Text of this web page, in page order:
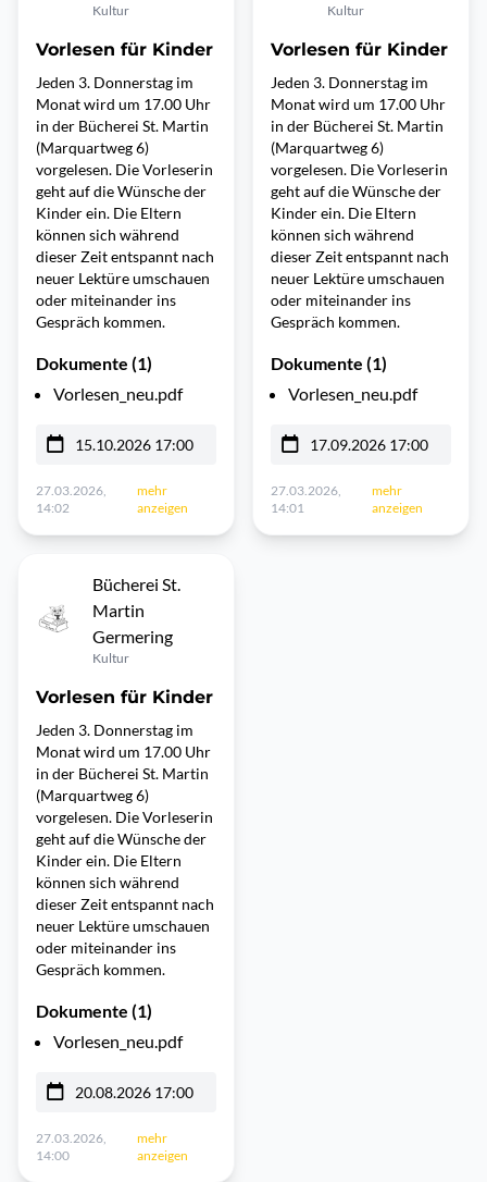
Kultur
Vorlesen für Kinder
Jeden 3. Donnerstag im
Monat wird um 17.00 Uhr
in der Bücherei St. Martin
(Marquartweg 6)
vorgelesen. Die Vorleserin
geht auf die Wünsche der
Kinder ein. Die Eltern
können sich während
dieser Zeit entspannt nach
neuer Lektüre umschauen
oder miteinander ins
Gespräch kommen.
Dokumente (1)
Vorlesen_neu.pdf
15.10.2026 17:00
27.03.2026,
14:02
mehr
anzeigen
Bücherei St.
Martin
Germering
Kultur
Vorlesen für Kinder
Jeden 3. Donnerstag im
Monat wird um 17.00 Uhr
in der Bücherei St. Martin
(Marquartweg 6)
vorgelesen. Die Vorleserin
geht auf die Wünsche der
Kinder ein. Die Eltern
können sich während
dieser Zeit entspannt nach
neuer Lektüre umschauen
oder miteinander ins
Gespräch kommen.
Dokumente (1)
Vorlesen_neu.pdf
20.08.2026 17:00
27.03.2026,
14:00
mehr
anzeigen
Kultur
Vorlesen für Kinder
Jeden 3. Donnerstag im
Monat wird um 17.00 Uhr
in der Bücherei St. Martin
(Marquartweg 6)
vorgelesen. Die Vorleserin
geht auf die Wünsche der
Kinder ein. Die Eltern
können sich während
dieser Zeit entspannt nach
neuer Lektüre umschauen
oder miteinander ins
Gespräch kommen.
Dokumente (1)
Vorlesen_neu.pdf
17.09.2026 17:00
27.03.2026,
14:01
mehr
anzeigen